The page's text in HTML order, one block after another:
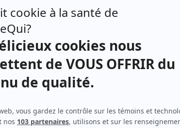
Personnages
Antigang( Jean-Marc Hébert
Indéfendable
Désobéir: le choix de Chantale Daigle( Dr Gosselin )